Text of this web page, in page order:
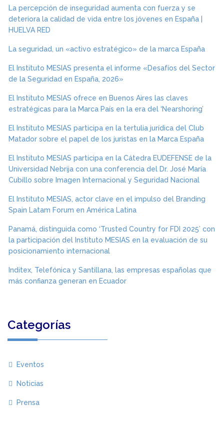
La percepción de inseguridad aumenta con fuerza y se
deteriora la calidad de vida entre los jóvenes en España |
HUELVA RED
La seguridad, un «activo estratégico» de la marca España
El Instituto MESIAS presenta el informe «Desafíos del Sector
de la Seguridad en España, 2026»
El Instituto MESIAS ofrece en Buenos Aires las claves
estratégicas para la Marca País en la era del ‘Nearshoring’
El Instituto MESIAS participa en la tertulia jurídica del Club
Matador sobre el papel de los juristas en la Marca España
El Instituto MESIAS participa en la Cátedra EUDEFENSE de la
Universidad Nebrija con una conferencia del Dr. José María
Cubillo sobre Imagen Internacional y Seguridad Nacional
El Instituto MESIAS, actor clave en el impulso del Branding
Spain Latam Forum en América Latina
Panamá, distinguida como ‘Trusted Country for FDI 2025’ con
la participación del Instituto MESIAS en la evaluación de su
posicionamiento internacional
Inditex, Telefónica y Santillana, las empresas españolas que
más confianza generan en Ecuador
Categorías
Eventos
Noticias
Prensa